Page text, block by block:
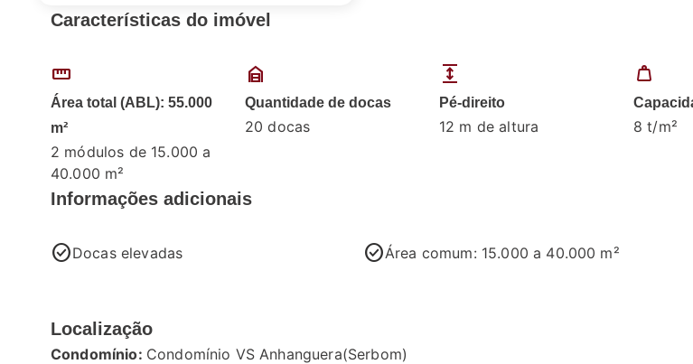
Características do imóvel
straighten
Área total (ABL): 55.000
m²
2 módulos de 15.000 a
40.000 m²
garage_home
Quantidade de docas
20 docas
expand
Pé-direito
12 m de altura
weight
8 t/m²
Informações adicionais
check_circleDocas elevadas check_circleÁrea comum: 15.000 a 40.000 m²
Localização
Condomínio: Condomínio VS Anhanguera(Serbom)